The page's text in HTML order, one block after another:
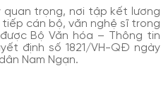
quan trọng, nơi tập kết lương
cán bộ, văn nghệ sĩ trong
Bộ Văn hóa – Thông tin
định số 1821/VH-QĐ ngày
Nam Ngạn.